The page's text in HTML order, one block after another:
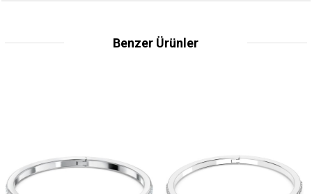
Benzer Ürünler